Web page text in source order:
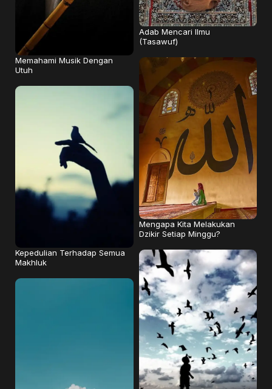
Memahami Musik Dengan
Utuh
Adab Mencari Ilmu
(Tasawuf)
Kepedulian Terhadap Semua
Makhluk
Mengapa Kita Melakukan
Dzikir Setiap Minggu?